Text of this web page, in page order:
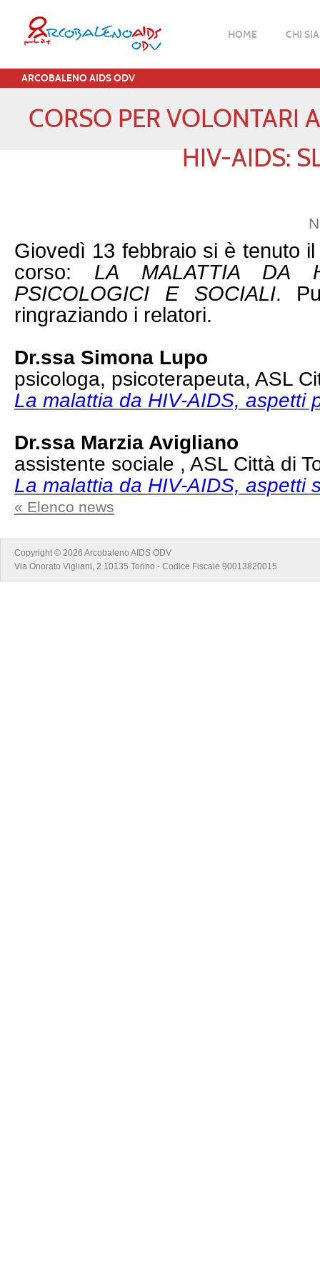
HOME CHI
ARCOBALENO AIDS ODV
CORSO PER VOLONTARI
HIV-AIDS:
Giovedì 13 febbraio si è tenuto
corso:
LA MALATTIA DA
PSICOLOGICI E SOCIALI.
ringraziando i relatori.
Dr.ssa Simona Lupo
psicologa, psicoterapeuta, ASL
La malattia da HIV-AIDS, aspetti
Dr.ssa Marzia Avigliano
assistente sociale , ASL Città di
La malattia da HIV-AIDS, aspetti
« Elenco news
Copyright © 2026 Arcobaleno AIDS ODV
Via Onorato Vigliani, 2 10135 Torino - Codice Fiscale 90013820015